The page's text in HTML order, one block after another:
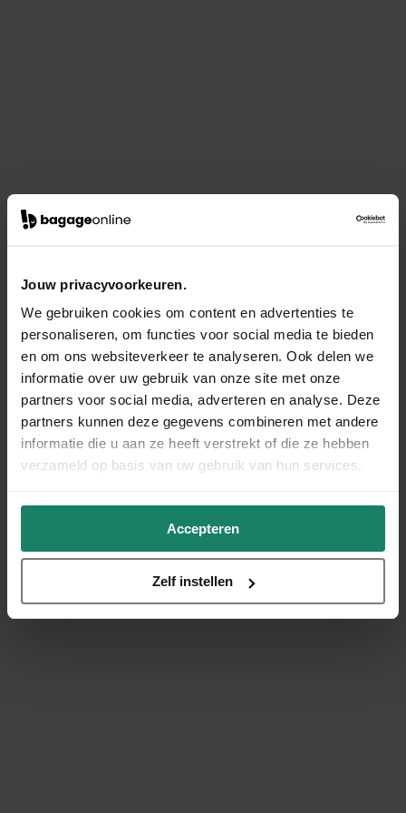
Jouw privacyvoorkeuren.
We gebruiken cookies om content en advertenties te
personaliseren, om functies voor social media te bieden
en om ons websiteverkeer te analyseren. Ook delen we
informatie over uw gebruik van onze site met onze
partners voor social media, adverteren en analyse. Deze
partners kunnen deze gegevens combineren met andere
informatie die u aan ze heeft verstrekt of die ze hebben
verzameld op basis van uw gebruik van hun services.
Accepteren
Zelf instellen